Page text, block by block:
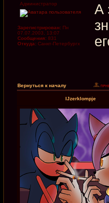
Администратор
Зарегистрирован: Пн
07.07.2003, 13:07
Сообщения: 831
Откуда: Санкт-Петербургх
А
Вернуться к началу
IJzerklompje